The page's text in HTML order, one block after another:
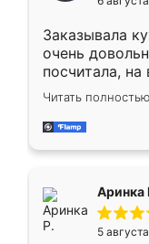
мебели буду
Заказывала
очень
посчитала, на
Замерщик
делу со всей
за день,
Читать полностью
Аринка
5